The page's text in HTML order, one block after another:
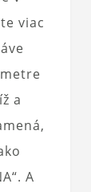
viac
a
A